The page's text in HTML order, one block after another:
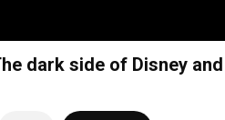
dark side of Disney